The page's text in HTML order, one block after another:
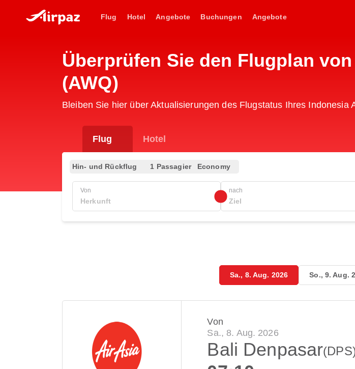
Flug Hotel Angebote Buchungen Angebote
Überprüfen Sie den Flugplan
(AWQ)
Bleiben Sie hier über Aktualisierungen des Flugstatus Ihres Indonesia
Flug Hotel
Hin- und Rückflug 1 Passagier Economy
Von nach
Sa., 8. Aug. 2026 So., 9. Aug.
Von
Sa., 8. Aug. 2026
Bali Denpasar